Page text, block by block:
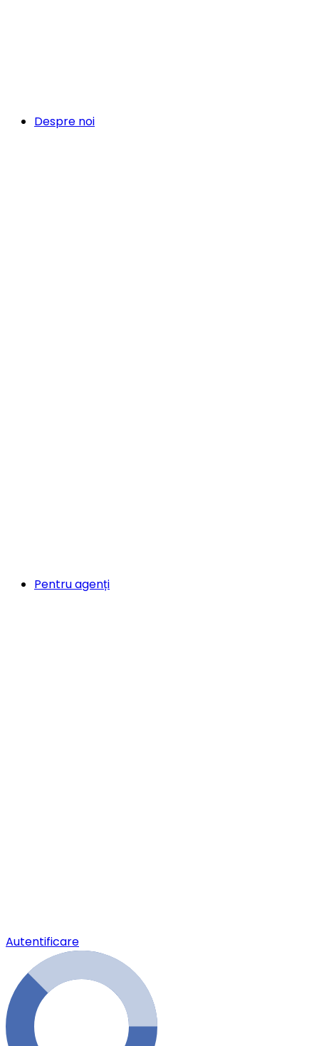
Despre noi
Pentru agenți
Autentificare